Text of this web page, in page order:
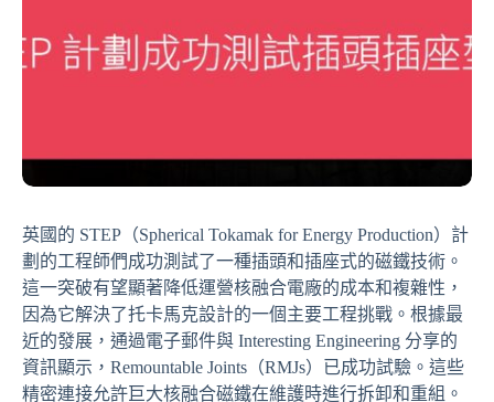
英國的 STEP（Spherical Tokamak for Energy Production）計
劃的工程師們成功測試了一種插頭和插座式的磁鐵技術。
這一突破有望顯著降低運營核融合電廠的成本和複雜性，
因為它解決了托卡馬克設計的一個主要工程挑戰。根據最
近的發展，通過電子郵件與 Interesting Engineering 分享的
資訊顯示，Remountable Joints（RMJs）已成功試驗。這些
精密連接允許巨大核融合磁鐵在維護時進行拆卸和重組。